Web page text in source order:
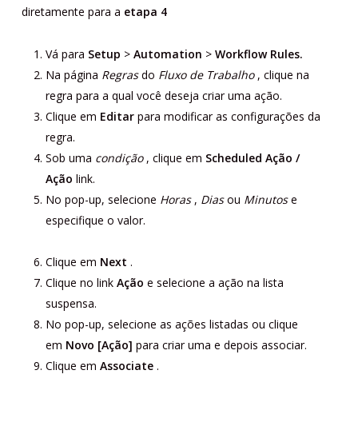
diretamente para a etapa 4
Vá para Setup > Automation > Workflow Rules.
Na página Regrasdo Fluxo de Trabalho, clique na
regra para a qual você deseja criar uma ação.
Clique em Editarpara modificar as configurações da
regra.
Sob uma condição, clique em Scheduled Ação /
Ação link.
No pop-up, selecione Horas, Diasou Minutose
especifique o valor.
Clique em Next .
Clique no link Ação e selecione a ação na lista
suspensa.
No pop-up, selecione as ações listadas ou clique
em Novo [Ação] para criar uma e depois associar.
Clique em Associate.